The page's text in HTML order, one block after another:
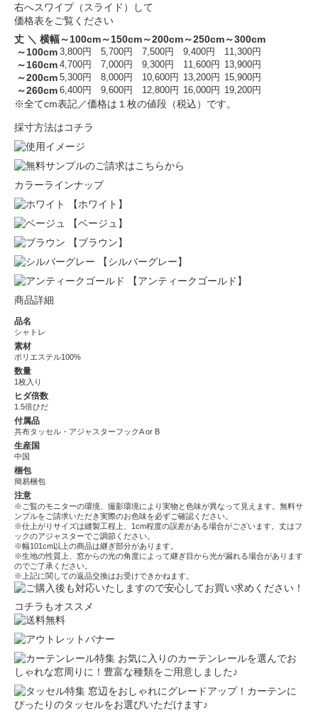
右へスワイプ（スライド）して
価格表をご覧ください
丈 ＼ 横幅～100cm～150cm～200cm～250cm～300cm
～100cm 3,800円 5,700円 7,500円 9,400円 11,300円
～160cm 4,700円 7,000円 9,300円 11,600円 13,900円
～200cm 5,300円 8,000円 10,600円 13,200円 15,900円
～260cm 6,400円 9,600円 12,800円 16,000円 19,200円
※全てcm表記／価格は１枚の値段（税込）です。
採寸方法はコチラ
カラーラインナップ
【ホワイト】
【ベージュ】
【ブラウン】
【シルバーグレー】
【アンティークゴールド】
商品詳細
品名
シャトレ
素材
ポリエステル100%
数量
1枚入り
ヒダ倍数
1.5倍ひだ
付属品
共布タッセル・アジャスターフックA or B
生産国
中国
梱包
簡易梱包
注意
※ご覧のモニターの環境、撮影環境により実物と色味が異なって見えます。無料サ
ンプルをご請求いただき実際のお色味を必ずご確認ください。
※仕上がりサイズは縫製工程上、1cm程度の誤差がある場合がございます。丈はフ
ックのアジャスターでご調節ください。
※幅101cm以上の商品は継ぎ部分があります。
※生地の性質上、窓からの光の角度によって継ぎ目から光が漏れる場合があります
のでご了承ください。
※上記に関しての返品交換はお受けできかねます。
コチラもオススメ
お気に入りのカーテンレールを選んでお
しゃれな窓周りに！豊富な種類をご用意しました♪
窓辺をおしゃれにグレードアップ！カーテンに
ぴったりのタッセルをお選びいただけます♪